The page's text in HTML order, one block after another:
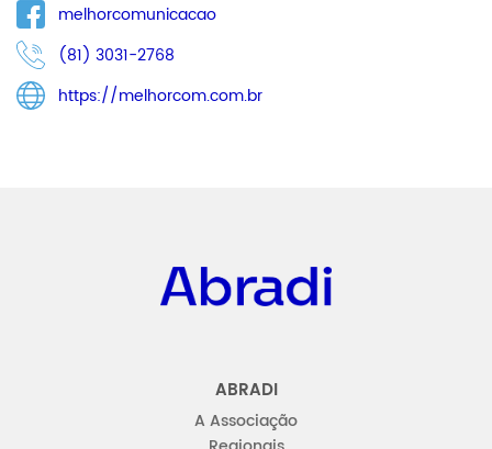
melhorcomunicacao
(81) 3031-2768
https://melhorcom.com.br
ABRADI
A Associação